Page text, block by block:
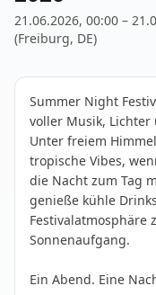
21.06.2026, 00:00 –
(Freiburg, DE)
Summer Night
voller Musik,
Unter freiem
tropische Vibes,
die Nacht zum Tag
genieße kühle
Festivalatmosphäre
Sonnenaufgang.
Ein Abend. Eine